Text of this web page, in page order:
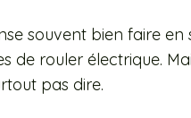
souvent bien faire
de rouler électrique.
pas dire.